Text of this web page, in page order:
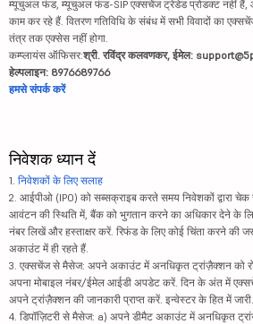
म्यूचुअल फंड, म्यूचुअल फंड-SIP एक्सचेंज ट्रेडेड प्रोडक्ट नहीं हैं,
काम कर रहे हैं. वितरण गतिविधि के संबंध में सभी विवादों का
तंत्र तक एक्सेस नहीं होगा.
कम्प्लायंस ऑफिसर:श्री. रविंद्र कलवणकर, ईमेल:
हेल्पलाइन: 8976689766
हमसे संपर्क करें
निवेशक ध्यान दें
1. निवेशकों के लिए सलाह
2. आईपीओ (IPO) को सब्सक्राइब करते समय निवेशकों द्वारा चेक
आवंटन की स्थिति में, बैंक को भुगतान करने का अधिकार देने के
नंबर लिखें और हस्ताक्षर करें. रिफंड के लिए कोई चिंता करने की
अकाउंट में ही रहते हैं.
3. एक्सचेंज से मैसेज: अपने अकाउंट में अनधिकृत ट्रांज़ैक्शन को
अपना मोबाइल नंबर/ईमेल आईडी अपडेट करें. दिन के अंत में
अपने ट्रांज़ैक्शन की जानकारी प्राप्त करें. इन्वेस्टर के हित में जारी.
4. डिपॉज़िटरी से मैसेज: a) अपने डीमैट अकाउंट में अनधिकृत